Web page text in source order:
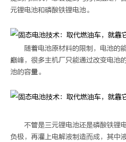
元锂电池和磷酸铁锂电池。
随着电池原材料的限制，电池的
巅峰，很多主机厂只能通过改变电池
池的容量。
不管是三元锂电池还是磷酸铁锂
负极，再灌上电解液制造而成，其中